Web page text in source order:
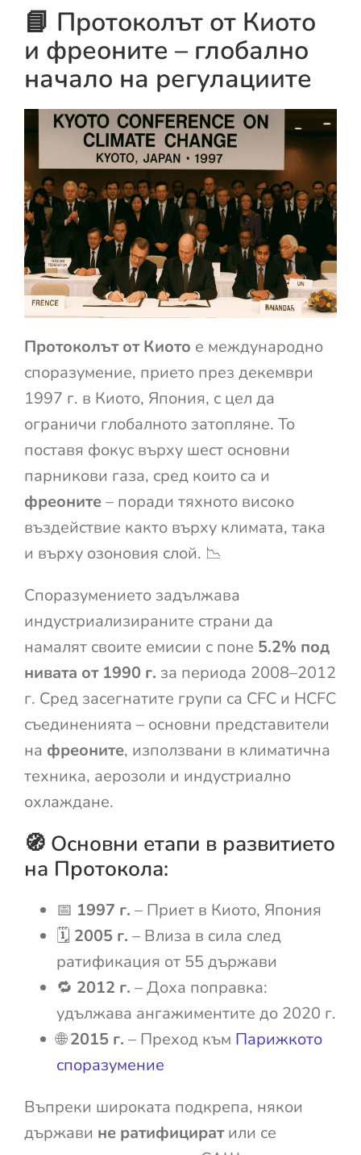
📘 Протоколът от Киото
и фреоните – глобално
начало на регулациите
Протоколът от Киото е международно
споразумение, прието през декември
1997 г. в Киото, Япония, с цел да
ограничи глобалното затопляне. То
поставя фокус върху шест основни
парникови газа, сред които са и
фреоните– поради тяхното високо
въздействие както върху климата, така
и върху озоновия слой. 📉
Споразумението задължава
индустриализираните страни да
намалят своите емисии с поне 5.2% под
нивата от 1990 г. за периода 2008–2012
г. Сред засегнатите групи са CFC и HCFC
съединенията – основни представители
на фреоните, използвани в климатична
техника, аерозоли и индустриално
охлаждане.
🧭 Основни етапи в развитието
на Протокола:
📅 1997 г. – Приет в Киото, Япония
🗓️ 2005 г. – Влиза в сила след
ратификация от 55 държави
🔁 2012 г. – Доха поправка:
удължава ангажиментите до 2020 г.
🌐2015 г. – Преход към Парижкото
споразумение
Въпреки широката подкрепа, някои
държави не ратифициратили се